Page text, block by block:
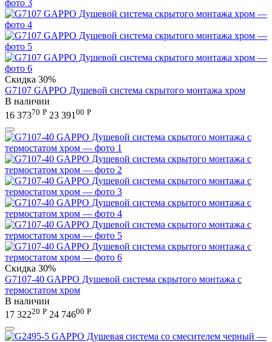
Скидка 30%
G7107 GAPPO Душевой система скрытого монтажа хром
В наличии
16 37370 Р 23 391 00 Р
Скидка 30%
G7107-40 GAPPO Душевой система скрытого монтажа с
термостатом хром
В наличии
17 32220 Р 24 74600 Р